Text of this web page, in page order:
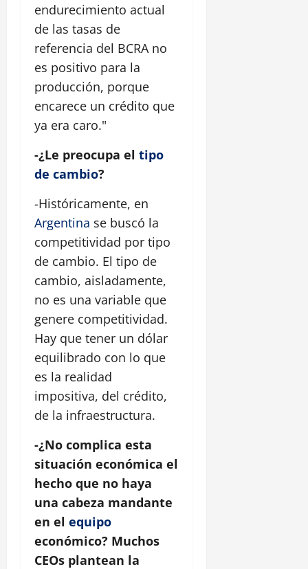
endurecimiento actual
de las tasas de
referencia del BCRA no
es positivo para la
producción, porque
encarece un crédito que
ya era caro."
-¿Le preocupa el tipo
de cambio?
-Históricamente, en
Argentina se buscó la
competitividad por tipo
de cambio. El tipo de
cambio, aisladamente,
no es una variable que
genere competitividad.
Hay que tener un dólar
equilibrado con lo que
es la realidad
impositiva, del crédito,
de la infraestructura.
-¿No complica esta
situación económica el
hecho que no haya
una cabeza mandante
en el equipo
económico? Muchos
CEOs plantean la